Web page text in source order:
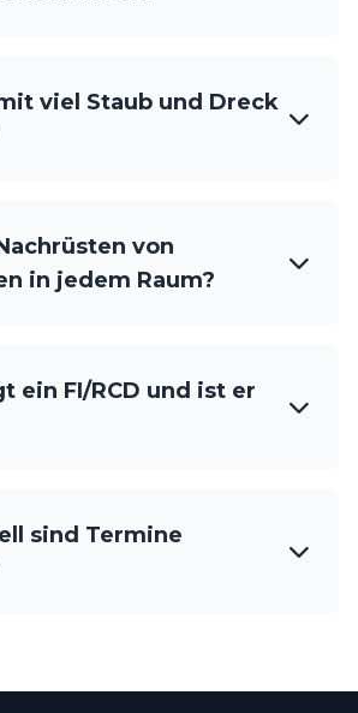
viel Staub und Dreck
von
in jedem Raum?
ein FI/RCD und ist er
sind Termine